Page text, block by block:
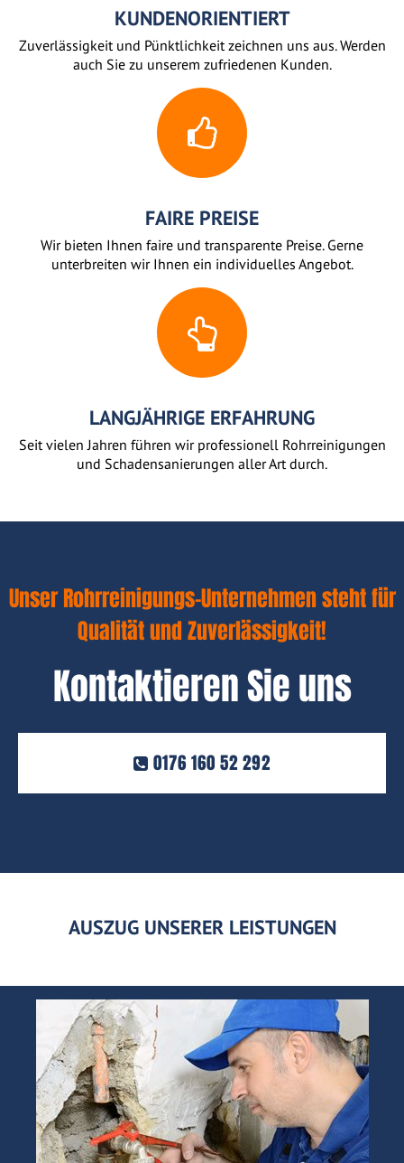
KUNDENORIENTIERT
Zuverlässigkeit und Pünktlichkeit zeichnen uns aus. Werden
auch Sie zu unserem zufriedenen Kunden.
FAIRE PREISE
Wir bieten Ihnen faire und transparente Preise. Gerne
unterbreiten wir Ihnen ein individuelles Angebot.
LANGJÄHRIGE ERFAHRUNG
Seit vielen Jahren führen wir professionell Rohrreinigungen
und Schadensanierungen aller Art durch.
Unser Rohrreinigungs-Unternehmen steht für
Qualität und Zuverlässigkeit!
Kontaktieren Sie uns
0176 160 52 292
AUSZUG UNSERER LEISTUNGEN